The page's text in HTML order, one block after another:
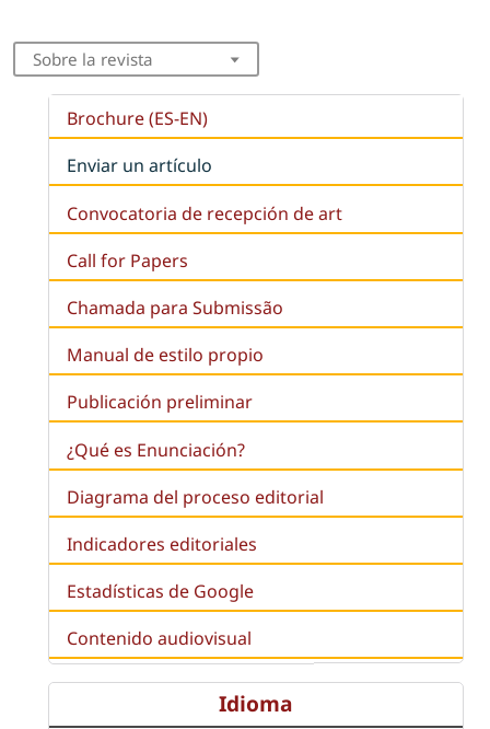
Sobre la revista
Brochure (ES-EN)
Enviar un artículo
Convocatoria de recepción de art
Call for Papers
Chamada para Submissão
Manual de estilo propio
Publicación preliminar
¿Qué es Enunciación?
Diagrama del proceso editorial
Indicadores editoriales
Estadísticas de Google
Contenido audiovisual
Idioma